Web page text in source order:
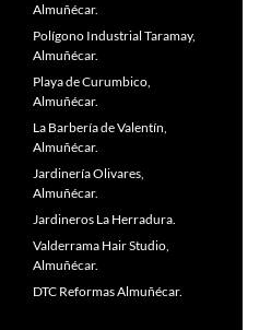
Almuñécar.
Polígono Industrial Taramay,
Almuñécar.
Playa de Curumbico,
Almuñécar.
La Barbería de Valentín,
Almuñécar.
Jardinería Olivares,
Almuñécar.
Jardineros La Herradura.
Valderrama Hair Studio,
Almuñécar.
DTC Reformas Almuñécar.